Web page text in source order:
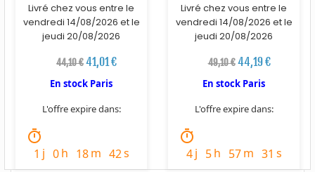
Livré chez vous entre le
vendredi 14/08/2026 et le
jeudi 20/08/2026
44,10 €41,01 €
En stock Paris
L'offre expire dans:
timer
1 j 0h 18m 40s
Livré chez vous entre le
vendredi 14/08/2026 et le
jeudi 20/08/2026
49,10 € 44,19 €
En stock Paris
L'offre expire dans:
timer
4j 5h 57m 29 s